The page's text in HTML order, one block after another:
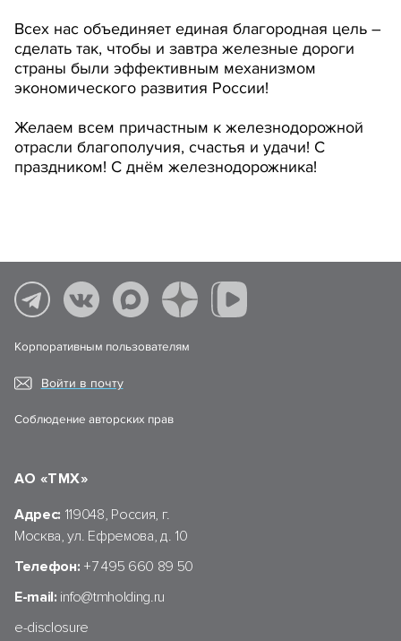
Всех нас объединяет единая благородная цель –
сделать так, чтобы и завтра железные дороги
страны были эффективным механизмом
экономического развития России!
Желаем всем причастным к железнодорожной
отрасли благополучия, счастья и удачи! С
праздником! С днём железнодорожника!
Корпоративным пользователям
Войти в почту
Соблюдение авторских прав
АО «ТМХ»
Адрес: 119048, Россия, г.
Москва, ул. Ефремова, д. 10
Телефон: +7 495 660 89 50
E-mail: info@tmholding.ru
e-disclosure